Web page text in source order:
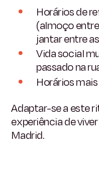
Horários de
(almoço
jantar entre
Vida social
passado na
Horários
Adaptar-se a este
experiência de
Madrid.